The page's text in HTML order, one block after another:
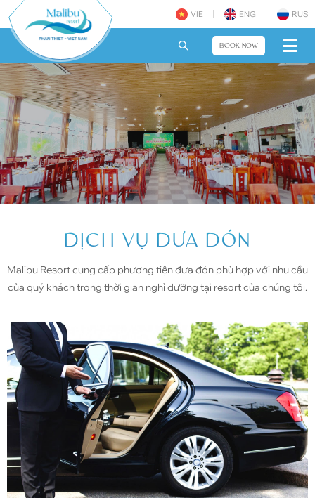
VIE ENG RUS
BOOK NOW
DỊCH VỤ ĐƯA ĐÓN
Malibu Resort cung cấp phương tiện đưa đón phù hợp với nhu cầu
của quý khách trong thời gian nghỉ dưỡng tại resort của chúng tôi.